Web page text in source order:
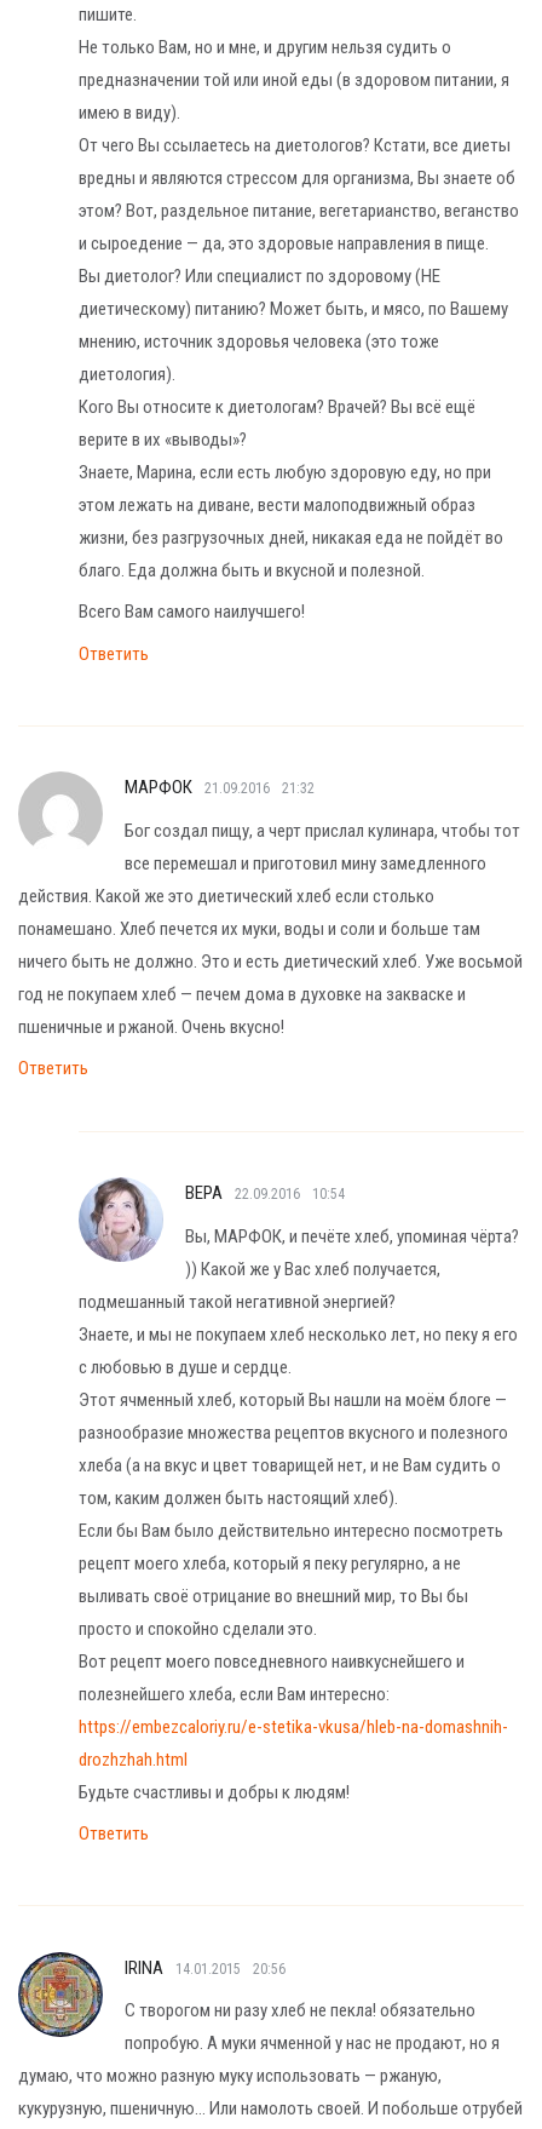
пишите.
Не только Вам, но и мне, и другим нельзя судить о
предназначении той или иной еды (в здоровом питании, я
имею в виду).
От чего Вы ссылаетесь на диетологов? Кстати, все диеты
вредны и являются стрессом для организма, Вы знаете об
этом? Вот, раздельное питание, вегетарианство, веганство
и сыроедение — да, это здоровые направления в пище.
Вы диетолог? Или специалист по здоровому (НЕ
диетическому) питанию? Может быть, и мясо, по Вашему
мнению, источник здоровья человека (это тоже
диетология).
Кого Вы относите к диетологам? Врачей? Вы всё ещё
верите в их «выводы»?
Знаете, Марина, если есть любую здоровую еду, но при
этом лежать на диване, вести малоподвижный образ
жизни, без разгрузочных дней, никакая еда не пойдёт во
благо. Еда должна быть и вкусной и полезной.
Всего Вам самого наилучшего!
Ответить
МАРФОК 21.09.2016 21:32
Бог создал пищу, а черт прислал кулинара, чтобы тот
все перемешал и приготовил мину замедленного
действия. Какой же это диетический хлеб если столько
понамешано. Хлеб печется их муки, воды и соли и больше там
ничего быть не должно. Это и есть диетический хлеб. Уже восьмой
год не покупаем хлеб — печем дома в духовке на закваске и
пшеничные и ржаной. Очень вкусно!
Ответить
ВЕРА 22.09.2016 10:54
Вы, МАРФОК, и печёте хлеб, упоминая чёрта?
)) Какой же у Вас хлеб получается,
подмешанный такой негативной энергией?
Знаете, и мы не покупаем хлеб несколько лет, но пеку я его
с любовью в душе и сердце.
Этот ячменный хлеб, который Вы нашли на моём блоге —
разнообразие множества рецептов вкусного и полезного
хлеба (а на вкус и цвет товарищей нет, и не Вам судить о
том, каким должен быть настоящий хлеб).
Если бы Вам было действительно интересно посмотреть
рецепт моего хлеба, который я пеку регулярно, а не
выливать своё отрицание во внешний мир, то Вы бы
просто и спокойно сделали это.
Вот рецепт моего повседневного наивкуснейшего и
полезнейшего хлеба, если Вам интересно:
https://embezcaloriy.ru/e-stetika-vkusa/hleb-na-domashnih-
drozhzhah.html
Будьте счастливы и добры к людям!
Ответить
IRINA 14.01.2015 20:56
С творогом ни разу хлеб не пекла! обязательно
попробую. А муки ячменной у нас не продают, но я
думаю, что можно разную муку использовать — ржаную,
кукурузную, пшеничную… Или намолоть своей. И побольше отрубей